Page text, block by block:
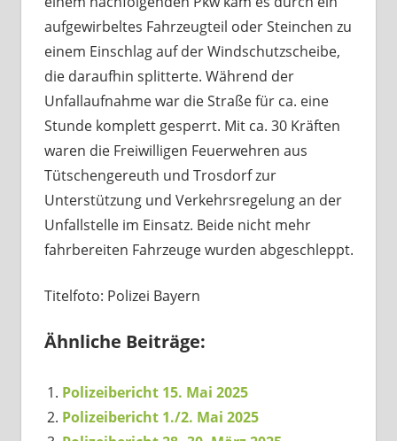
aufgewirbeltes Fahrzeugteil oder Steinchen zu
einem Einschlag auf der Windschutzscheibe,
die daraufhin splitterte. Während der
Unfallaufnahme war die Straße für ca. eine
Stunde komplett gesperrt. Mit ca. 30 Kräften
waren die Freiwilligen Feuerwehren aus
Tütschengereuth und Trosdorf zur
Unterstützung und Verkehrsregelung an der
Unfallstelle im Einsatz. Beide nicht mehr
fahrbereiten Fahrzeuge wurden abgeschleppt.
Titelfoto: Polizei Bayern
Ähnliche Beiträge:
Polizeibericht 15. Mai 2025
Polizeibericht 1./2. Mai 2025